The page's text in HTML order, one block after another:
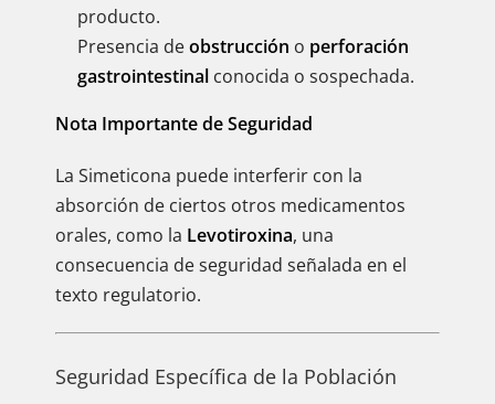
producto.
Presencia deobstrucción o perforación
gastrointestinal conocida o sospechada.
Nota Importante de Seguridad
La Simeticona puede interferir con la
absorción de ciertos otros medicamentos
orales, como la Levotiroxina, una
consecuencia de seguridad señalada en el
texto regulatorio.
Seguridad Específica de la Población